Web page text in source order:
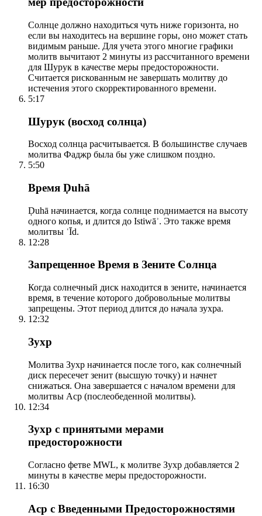
Солнце должно находиться чуть ниже горизонта, но
если вы находитесь на вершине горы, оно может стать
видимым раньше. Для учета этого многие графики
молитв вычитают 2 минуты из рассчитанного времени
для Шурук в качестве меры предосторожности.
Считается рискованным не завершать молитву до
истечения этого скорректированного времени.
5:17
Шурук (восход солнца)
Восход солнца расчитывается. В большинстве случаев
молитва Фаджр была бы уже слишком поздно.
5:50
Время Ḍuhā
Ḍuhā начинается, когда солнце поднимается на высоту
одного копья, и длится до Istiwāʾ. Это также время
молитвы ʿĪd.
12:28
Запрещенное Время в Зените Солнца
Когда солнечный диск находится в зените, начинается
время, в течение которого добровольные молитвы
запрещены. Этот период длится до начала зухра.
12:32
Зухр
Молитва Зухр начинается после того, как солнечный
диск пересечет зенит (высшую точку) и начнет
снижаться. Она завершается с началом времени для
молитвы Аср (послеобеденной молитвы).
12:34
Зухр с принятыми мерами
предосторожности
Согласно фетве MWL, к молитве Зухр добавляется 2
минуты в качестве меры предосторожности.
16:30
Аср с Введенными Предосторожностями